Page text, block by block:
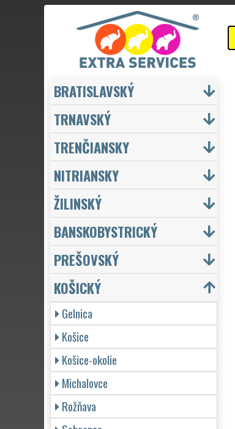
BRATISLAVSKÝ
TRNAVSKÝ
TRENČIANSKY
NITRIANSKY
ŽILINSKÝ
BANSKOBYSTRICKÝ
PREŠOVSKÝ
KOŠICKÝ
Gelnica
Košice
Košice-okolie
Michalovce
Rožňava